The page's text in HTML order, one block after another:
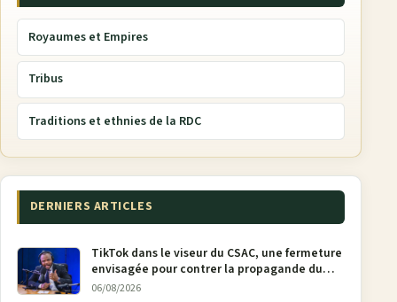
Royaumes et Empires
Tribus
Traditions et ethnies de la RDC
DERNIERS ARTICLES
TikTok dans le viseur du CSAC, une fermeture
envisagée pour contrer la propagande du
M23
06/08/2026